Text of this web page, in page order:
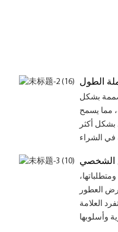
الطول
بشكل
مما يسمح
بشكل أكثر
الشخصي
العطور
العلامة